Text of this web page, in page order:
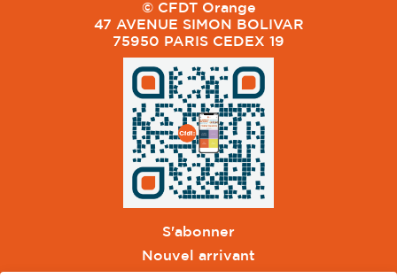
© CFDT Orange
47 AVENUE SIMON BOLIVAR
75950 PARIS CEDEX 19
S'abonner
Nouvel arrivant